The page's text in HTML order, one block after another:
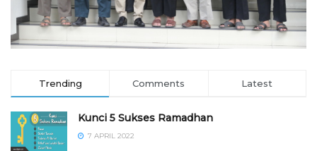
Trending Comments Latest
Kunci 5 Sukses Ramadhan
7 APRIL 2022